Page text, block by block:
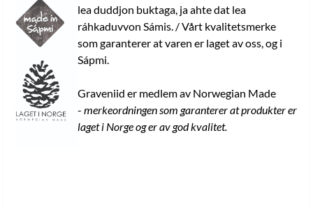
lea duddjon buktaga, ja ahte dat lea
ráhkaduvvon Sámis. / Vårt kvalitetsmerke
som garanterer at varen er laget av oss, og i
Sápmi.
Graveniid er medlem av Norwegian Made
- merkeordningen som garanterer at produkter er
laget i Norge og er av god kvalitet.